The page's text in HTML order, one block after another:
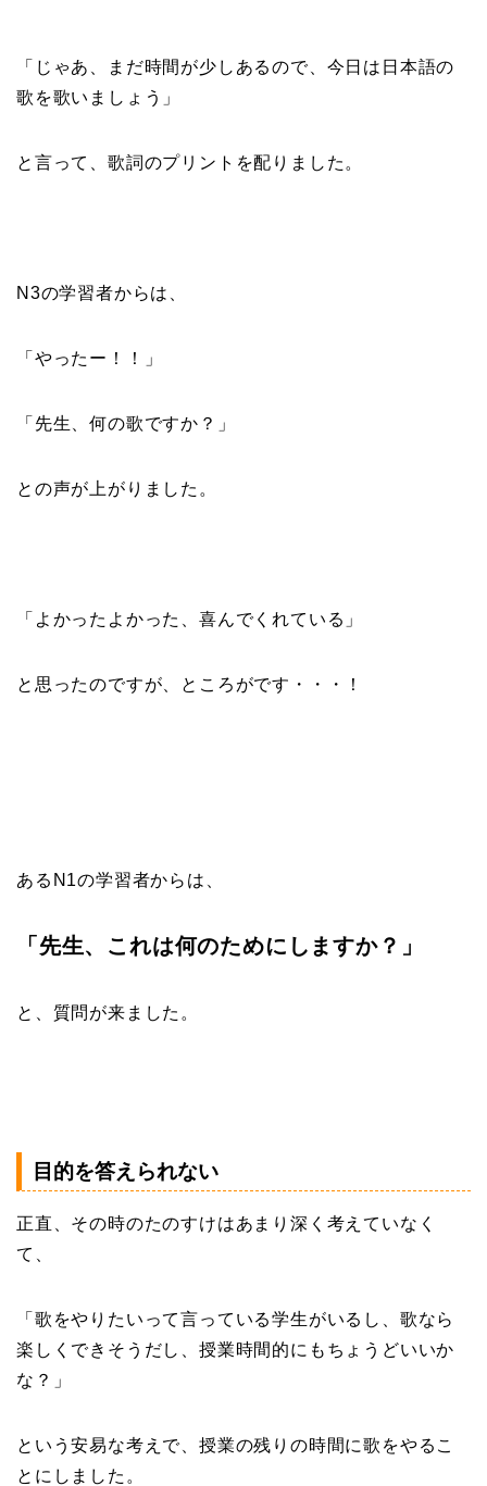
「じゃあ、まだ時間が少しあるので、今日は日本語の
歌を歌いましょう」
と言って、歌詞のプリントを配りました。
N3の学習者からは、
「やったー！！」
「先生、何の歌ですか？」
との声が上がりました。
「よかったよかった、喜んでくれている」
と思ったのですが、ところがです・・・！
あるN1の学習者からは、
「先生、これは何のためにしますか？」
と、質問が来ました。
目的を答えられない
正直、その時のたのすけはあまり深く考えていなく
て、
「歌をやりたいって言っている学生がいるし、歌なら
楽しくできそうだし、授業時間的にもちょうどいいか
な？」
という安易な考えで、授業の残りの時間に歌をやるこ
とにしました。